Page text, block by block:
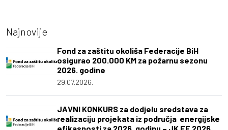
Najnovije
Fond za zaštitu okoliša Federacije BiH
osigurao 200.000 KM za požarnu sezonu
2026. godine
29.07.2026.
JAVNI KONKURS za dodjelu sredstava za
realizaciju projekata iz područja energijske